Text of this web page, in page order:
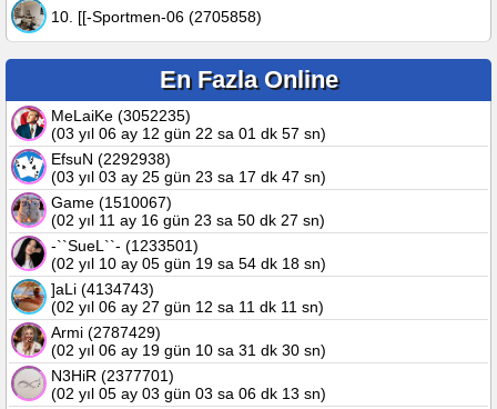
10. [[-Sportmen-06 (2705858)
En Fazla Online
MeLaiKe (3052235)
(03 yıl 06 ay 12 gün 22 sa 01 dk 57 sn)
EfsuN (2292938)
(03 yıl 03 ay 25 gün 23 sa 17 dk 47 sn)
Game (1510067)
(02 yıl 11 ay 16 gün 23 sa 50 dk 27 sn)
-``SueL``- (1233501)
(02 yıl 10 ay 05 gün 19 sa 54 dk 18 sn)
]aLi (4134743)
(02 yıl 06 ay 27 gün 12 sa 11 dk 11 sn)
Armi (2787429)
(02 yıl 06 ay 19 gün 10 sa 31 dk 30 sn)
N3HiR (2377701)
(02 yıl 05 ay 03 gün 03 sa 06 dk 13 sn)